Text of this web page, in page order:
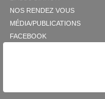
NOS RENDEZ VOUS
MÉDIA/PUBLICATIONS
FACEBOOK